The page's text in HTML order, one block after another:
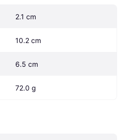
2.1 cm
10.2 cm
6.5 cm
72.0 g